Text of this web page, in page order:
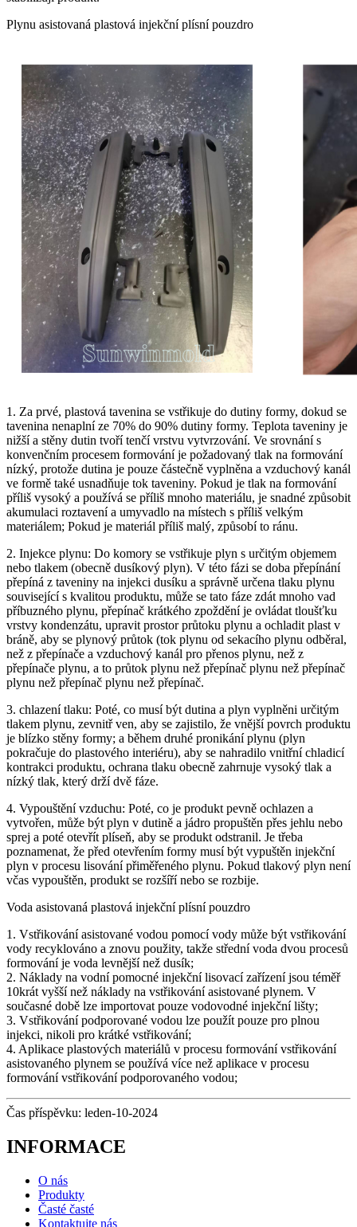
Plynu asistovaná plastová injekční plísní pouzdro
1. Za prvé, plastová tavenina se vstřikuje do dutiny formy, dokud se
tavenina nenaplní ze 70% do 90% dutiny formy. Teplota taveniny je
nižší a stěny dutin tvoří tenčí vrstvu vytvrzování. Ve srovnání s
konvenčním procesem formování je požadovaný tlak na formování
nízký, protože dutina je pouze částečně vyplněna a vzduchový kanál
ve formě také usnadňuje tok taveniny. Pokud je tlak na formování
příliš vysoký a používá se příliš mnoho materiálu, je snadné způsobit
akumulaci roztavení a umyvadlo na místech s příliš velkým
materiálem; Pokud je materiál příliš malý, způsobí to ránu.
2. Injekce plynu: Do komory se vstřikuje plyn s určitým objemem
nebo tlakem (obecně dusíkový plyn). V této fázi se doba přepínání
přepíná z taveniny na injekci dusíku a správně určena tlaku plynu
související s kvalitou produktu, může se tato fáze zdát mnoho vad
příbuzného plynu, přepínač krátkého zpoždění je ovládat tloušťku
vrstvy kondenzátu, upravit prostor průtoku plynu a ochladit plast v
bráně, aby se plynový průtok (tok plynu od sekacího plynu odběral,
než z přepínače a vzduchový kanál pro přenos plynu, než z
přepínače plynu, a to průtok plynu než přepínač plynu než přepínač
plynu než přepínač plynu než přepínač.
3. chlazení tlaku: Poté, co musí být dutina a plyn vyplněni určitým
tlakem plynu, zevnitř ven, aby se zajistilo, že vnější povrch produktu
je blízko stěny formy; a během druhé pronikání plynu (plyn
pokračuje do plastového interiéru), aby se nahradilo vnitřní chladicí
kontrakci produktu, ochrana tlaku obecně zahrnuje vysoký tlak a
nízký tlak, který drží dvě fáze.
4. Vypouštění vzduchu: Poté, co je produkt pevně ochlazen a
vytvořen, může být plyn v dutině a jádro propuštěn přes jehlu nebo
sprej a poté otevřít plíseň, aby se produkt odstranil. Je třeba
poznamenat, že před otevřením formy musí být vypuštěn injekční
plyn v procesu lisování přiměřeného plynu. Pokud tlakový plyn není
včas vypouštěn, produkt se rozšíří nebo se rozbije.
Voda asistovaná plastová injekční plísní pouzdro
1. Vstřikování asistované vodou pomocí vody může být vstřikování
vody recyklováno a znovu použity, takže střední voda dvou procesů
formování je voda levnější než dusík;
2. Náklady na vodní pomocné injekční lisovací zařízení jsou téměř
10krát vyšší než náklady na vstřikování asistované plynem. V
současné době lze importovat pouze vodovodné injekční lišty;
3. Vstřikování podporované vodou lze použít pouze pro plnou
injekci, nikoli pro krátké vstřikování;
4. Aplikace plastových materiálů v procesu formování vstřikování
asistovaného plynem se používá více než aplikace v procesu
formování vstřikování podporovaného vodou;
Čas příspěvku: leden-10-2024
INFORMACE
O nás
Produkty
Časté časté
Kontaktujte nás